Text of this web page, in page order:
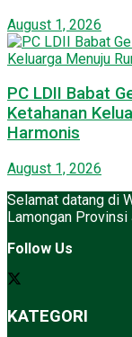
August 1, 2026
PC LDII Babat
Ketahanan
Harmonis
August 1, 2026
Selamat datang di
Lamongan
Follow Us
KATEGORI